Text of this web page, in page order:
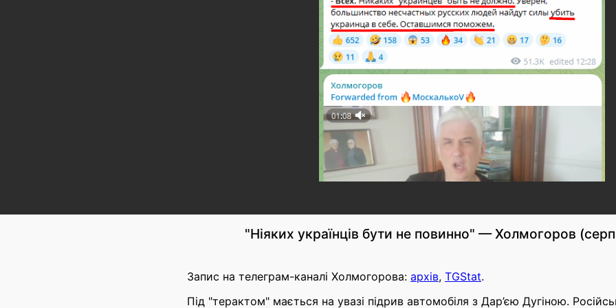
"Ніяких українців бути не повинно" — Холмогоров
Запис на телеграм-каналі Холмогорова: архів, TGStat.
Під "терактом" мається на увазі підрив автомобіля з Дар’єю Дугіною.